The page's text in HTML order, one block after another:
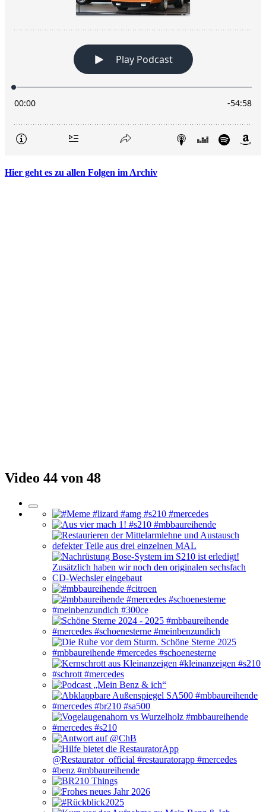
Hier geht es zu allen Folgen im Archiv
Video 44 von 48